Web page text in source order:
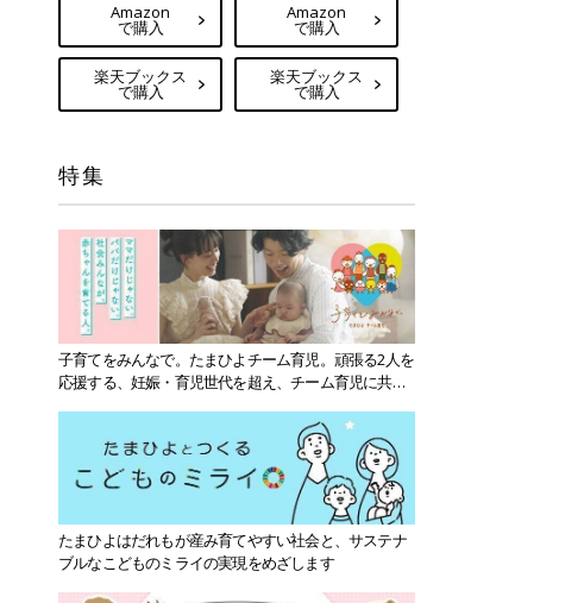
Amazon
で購入
楽天ブックス
で購入
Amazon
で購入
楽天ブックス
で購入
特集
子育てをみんなで。たまひよチーム育児。頑張る2人を
応援する、妊娠・育児世代を超え、チーム育児に共感
たまひよはだれもが産み育てやすい社会と、サステナ
ブルなこどものミライの実現をめざします